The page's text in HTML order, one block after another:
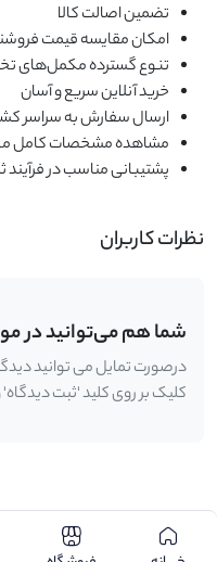
تضمین اصالت کالا
امکان مقایسه قیمت
تنوع گسترده مکمل‌های
خرید آنلاین سریع و آسان
ارسال سفارش به سراسر
مشاهده مشخصات کامل
پشتیبانی مناسب در
نظرات کاربران
شما هم می‌توانید در
درصورت تمایل می توانید
کلیک بر روی کلید 'ثبت دیدگاه'